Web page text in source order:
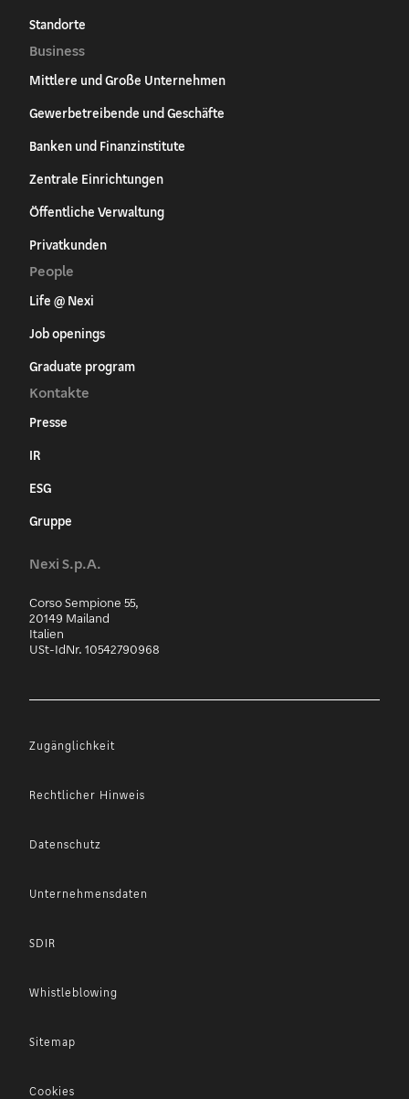
Standorte
Business
Mittlere und Große Unternehmen
Gewerbetreibende und Geschäfte
Banken und Finanzinstitute
Zentrale Einrichtungen
Öffentliche Verwaltung
Privatkunden
People
Life @ Nexi
Job openings
Graduate program
Kontakte
Presse
IR
ESG
Gruppe
Nexi S.p.A.
Corso Sempione 55,
20149 Mailand
Italien
USt-IdNr. 10542790968
Zugänglichkeit
Rechtlicher Hinweis
Datenschutz
Unternehmensdaten
SDIR
Whistleblowing
Sitemap
Cookies